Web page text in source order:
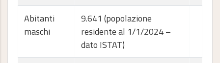
Abitanti
maschi
9.641 (popolazione
residente al 1/1/2024 –
dato ISTAT)